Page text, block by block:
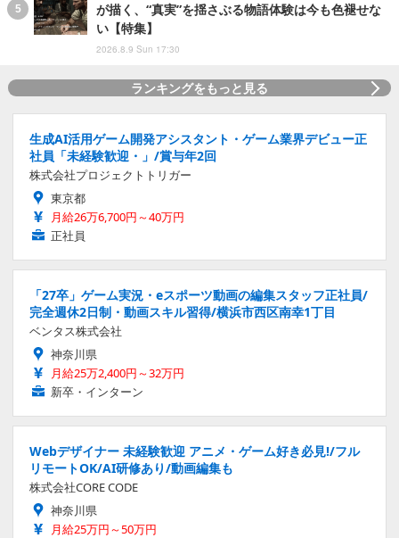
が描く、“真実”を揺さぶる物語体験は今も色褪せな
い【特集】
2026.8.9 Sun 17:30
ランキングをもっと見る
生成AI活用ゲーム開発アシスタント・ゲーム業界デビュー正
社員「未経験歓迎・」/賞与年2回
株式会社プロジェクトトリガー
東京都
月給26万6,700円～40万円
正社員
「27卒」ゲーム実況・eスポーツ動画の編集スタッフ正社員/
完全週休2日制・動画スキル習得/横浜市西区南幸1丁目
ベンタス株式会社
神奈川県
月給25万2,400円～32万円
新卒・インターン
Webデザイナー 未経験歓迎 アニメ・ゲーム好き必見!/フル
リモートOK/AI研修あり/動画編集も
株式会社CORE CODE
神奈川県
月給25万円～50万円